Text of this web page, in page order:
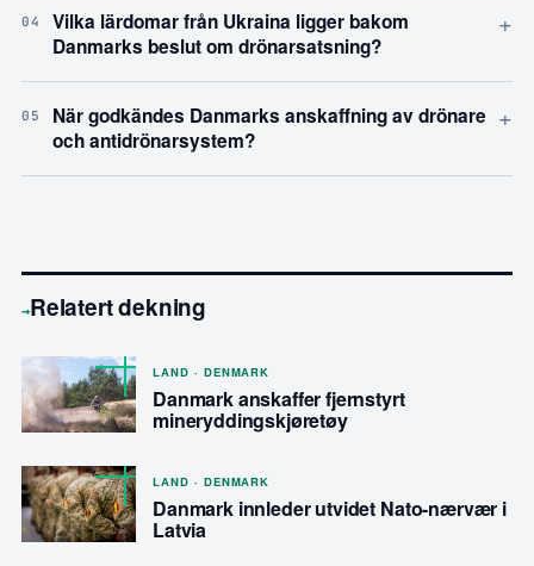
04
Vilka lärdomar från Ukraina ligger bakom
Danmarks beslut om drönarsatsning?
+
05
När godkändes Danmarks anskaffning av drönare
och antidrönarsystem?
+
→Relatert dekning
LAND · DENMARK
Danmark anskaffer fjernstyrt
mineryddingskjøretøy
LAND · DENMARK
Danmark innleder utvidet Nato-nærvær i
Latvia